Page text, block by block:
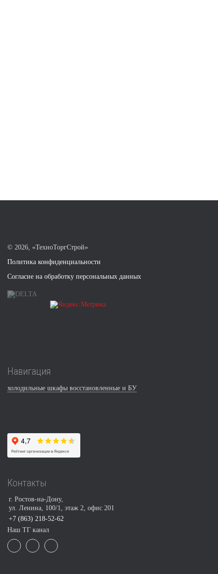
© 2026, «ТехноТоргСтрой»
Политика конфиденциальности
Согласие на обработку персональных данных
Навигация
холодильные шкафы восстановленные и БУ
Контакты
г. Ростов-на-Дону,
ул. Ленина, 100/1, этаж 2, офис 201
+7 (863) 218-52-62
Наш ТГ канал